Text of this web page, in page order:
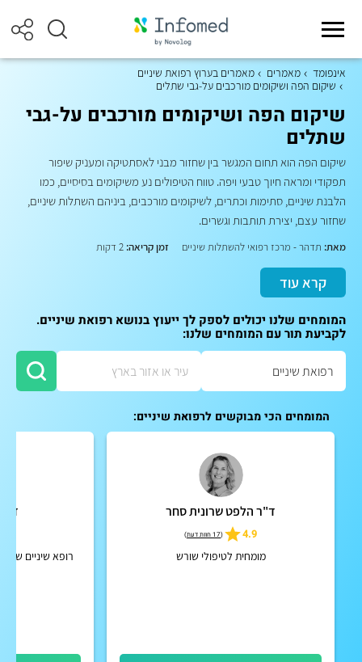
אינפומד מאמרים
מאמרים בערוץ רפואת שיניים
שיקום הפה ושיקומים מורכבים על-גבי שתלים
שיקום הפה ושיקומים מורכבים על-גבי
שתלים
שיקום הפה הוא תחום המגשר בין שחזור מבני לאסתטיקה ומעניק שיפור
תפקודי ומראה חיוך טבעי ויפה. טווח הטיפולים נע משיקומים בסיסיים, כמו
הלבנת שיניים, סתימות וכתרים, לשיקומים מורכבים, ביניהם השתלות שיניים,
שחזור עצם, יצירת תותבות וגשרים.
מאת: תדהר - מרכז רפואי להשתלות שיניים זמן קריאה:
קרא עוד
המומחים שלנו יכולים לספק לך ייעוץ בנושא רפואת שיניים.
לקביעת תור עם המומחים שלנו:
המומחים הכי מבוקשים לרפואת שיניים:
ד"ר הלפט שרונית סחר
4.9
(17 חוות דעת )
מומחית לטיפולי שורש רופא שיניים